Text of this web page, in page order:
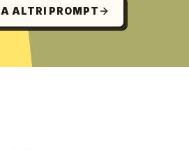
ALTRI PROMPT